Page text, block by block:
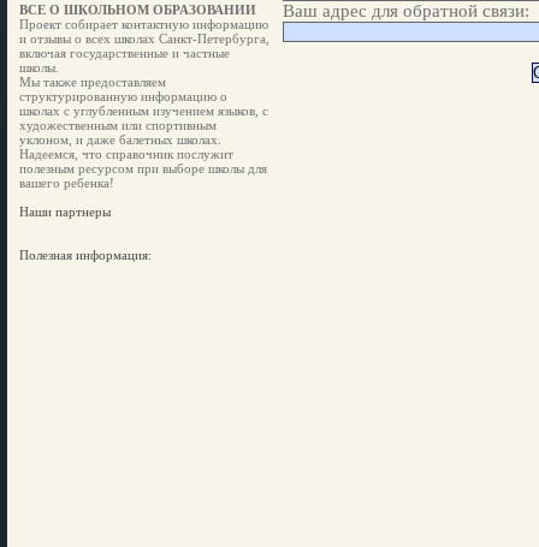
ВСЕ О ШКОЛЬНОМ ОБРАЗОВАНИИ
Проект собирает контактную информацию
и отзывы о всех школах Санкт-Петербурга,
включая государственные и частные
школы.
Мы также предоставляем
структурированную информацию о
школах с углубленным изучением языков, с
художественным или спортивным
уклоном, и даже балетных школах.
Надеемся, что справочник послужит
полезным ресурсом при выборе школы для
вашего ребенка!
Наши партнеры
Полезная информация:
Ваш адрес для обратной связи: